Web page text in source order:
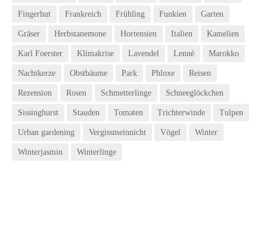
Fingerhut Frankreich Frühling Funkien Garten
Gräser Herbstanemone Hortensien Italien Kamelien
Karl Foerster Klimakrise Lavendel Lenné Marokko
Nachtkerze Obstbäume Park Phloxe Reisen
Rezension Rosen Schmetterlinge Schneeglöckchen
Sissinghurst Stauden Tomaten Trichterwinde Tulpen
Urban gardening Vergissmeinnicht Vögel Winter
Winterjasmin Winterlinge